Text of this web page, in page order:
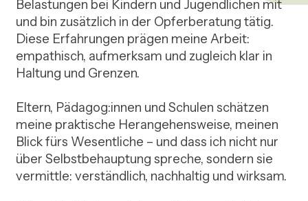
Belastungen bei Kindern und Jugendlichen mit
und bin zusätzlich in der Opferberatung tätig.
Diese Erfahrungen prägen meine Arbeit:
empathisch, aufmerksam und zugleich klar in
Haltung und Grenzen.
Eltern, Pädagog:innen und Schulen schätzen
meine praktische Herangehensweise, meinen
Blick fürs Wesentliche – und dass ich nicht nur
über Selbstbehauptung spreche, sondern sie
vermittle: verständlich, nachhaltig und wirksam.